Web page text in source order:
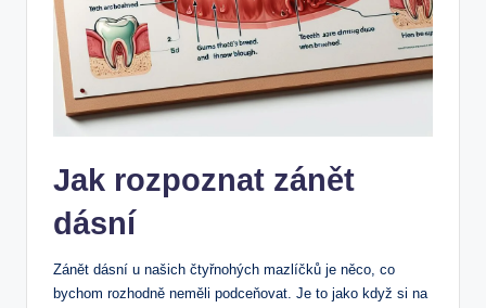
Jak rozpoznat zánět
dásní
Zánět dásní u našich čtyřnohých mazlíčků je něco, co
bychom rozhodně neměli podceňovat. Je to jako když si na